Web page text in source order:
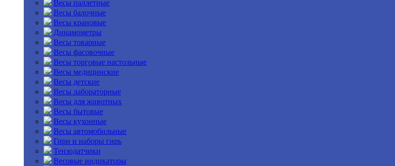
Весы паллетные
Весы балочные
Весы крановые
Динамометры
Весы товарные
Весы фасовочные
Весы торговые настольные
Весы медицинские
Весы детские
Весы лабораторные
Весы для животных
Весы бытовые
Весы кухонные
Весы автомобильные
Гири и наборы гирь
Тензодатчики
Весовые индикаторы